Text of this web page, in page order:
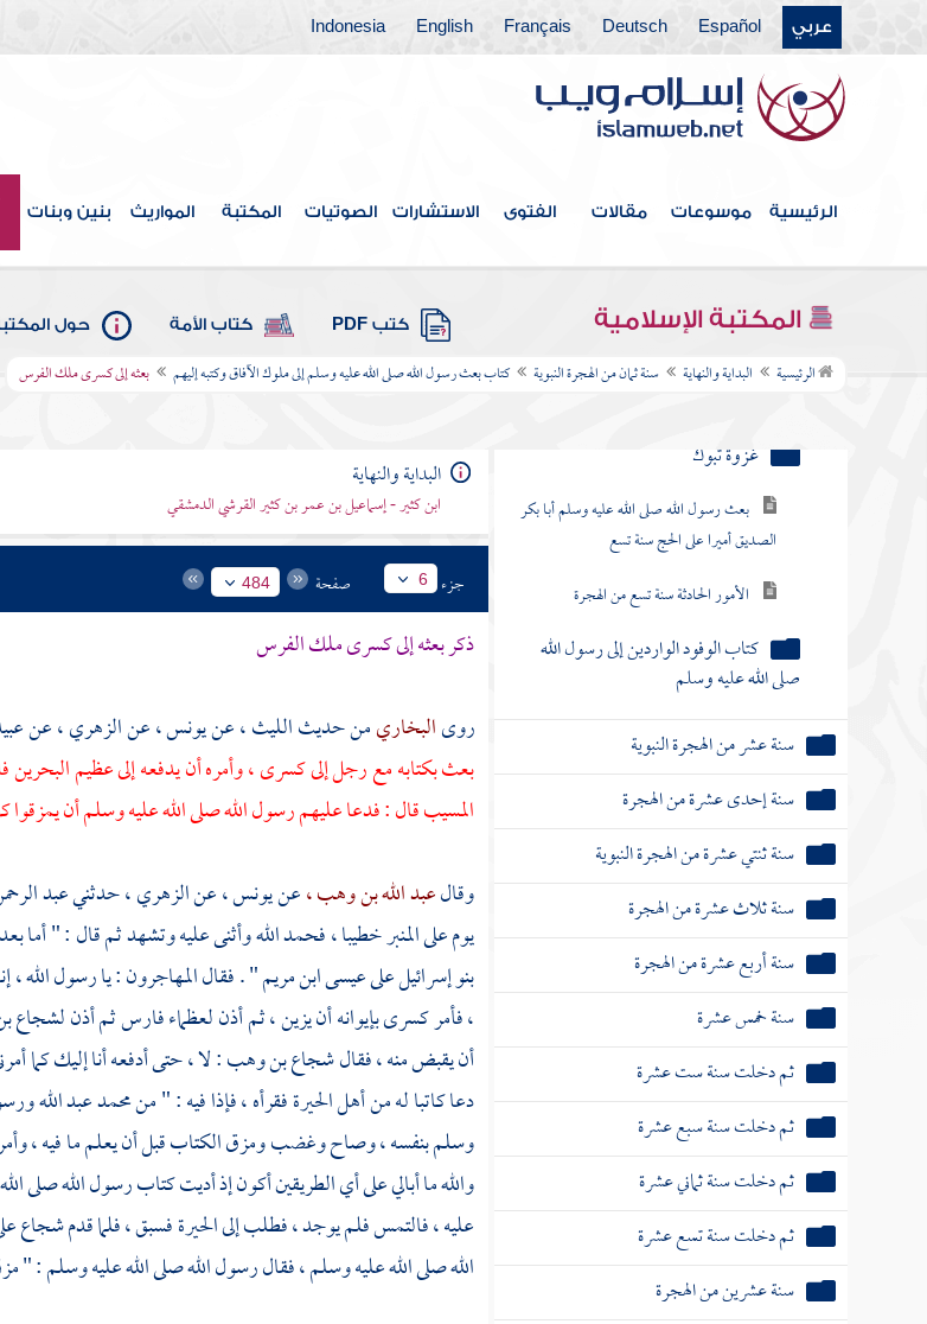
عربي Español
Deutsch
Français
English
Indonesia
الرئيسية موسوعات مقالات الفتوى الاستشارات الصوتيات المكتبة المواريث بنين وبنات
المكتبة الإسلامية كتب PDF كتاب الأمة حول
الرئيسية البداية والنهاية سنة ثمان من الهجرة النبوية كتاب بعث رسول الله صلى الله عليه وسلم إلى ملوك الآفاق وكتبه إليهم بعثه إلى كسرى ملك الفرس
المقوقس
غزوة ذات السلاسل
سرية أبي عبيدة بن الجراح إلى سيف البحر
غزوة تبوك
بعث رسول الله صلى الله عليه وسلم أبا بكر
الصديق أميرا على الحج سنة تسع
الأمور الحادثة سنة تسع من الهجرة
كتاب الوفود الواردين إلى رسول الله
صلى الله عليه وسلم
سنة عشر من الهجرة النبوية
سنة إحدى عشرة من الهجرة
سنة ثنتي عشرة من الهجرة النبوية
سنة ثلاث عشرة من الهجرة
سنة أربع عشرة من الهجرة
سنة خمس عشرة
ثم دخلت سنة ست عشرة
ثم دخلت سنة سبع عشرة
ثم دخلت سنة ثماني عشرة
ثم دخلت سنة تسع عشرة
سنة عشرين من الهجرة
البداية والنهاية
ابن كثير - إسماعيل بن عمر بن كثير القرشي الدمشقي
جزء 6 صفحة 484
ذكر بعثه إلى كسرى ملك الفرس
روىالبخاريمن حديثالليث ،عنيونس ،عنالزهري ،عن
بعث بكتابه مع رجل إلى كسرى ، وأمره أن يدفعه إلى عظيمالبحرين
المسيبقال : فدعا عليهم رسول الله صلى الله عليه وسلم أن يمزقوا
وقالعبد الله بن وهب ،عنيونس ،عنالزهري ،حدثنيعبد
يوم على المنبر خطيبا ، فحمد الله وأثنى عليه وتشهد ثم قال : " أما
بنو إسرائيل علىعيسى ابن مريم" . فقال المهاجرون : يا رسول الله ،
، فأمر كسرى بإيوانه أن يزين ، ثم أذن لعظماء فارس ثم أذنلشجاع
أن يقبض منه ، فقالشجاع بن وهب: لا ، حتى أدفعه أنا إليك كما
دعا كاتبا له من أهلالحيرةفقرأه ، فإذا فيه : " منمحمدعبد الله
وسلم بنفسه ، وصاح وغضب ومزق الكتاب قبل أن يعلم ما فيه ،
والله ما أبالي على أي الطريقين أكون إذ أديت كتاب رسول الله
عليه ، فالتمس فلم يوجد ، فطلب إلىالحيرةفسبق ، فلما قدمشجاع
الله صلى الله عليه وسلم ، فقال رسول الله صلى الله عليه وسلم :